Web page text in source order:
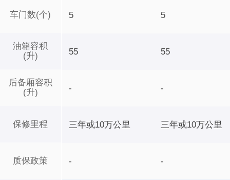
车门数(个)
油箱容积
(升)
后备厢容积
(升)
保修里程
质保政策
5 5
55 55
- -
三年或10万公里 三年或10万公里
- -